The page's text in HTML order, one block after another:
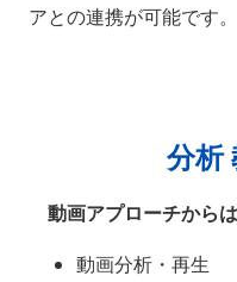
アとの連携が可能です。
分析
動画アプローチから
動画分析・再生